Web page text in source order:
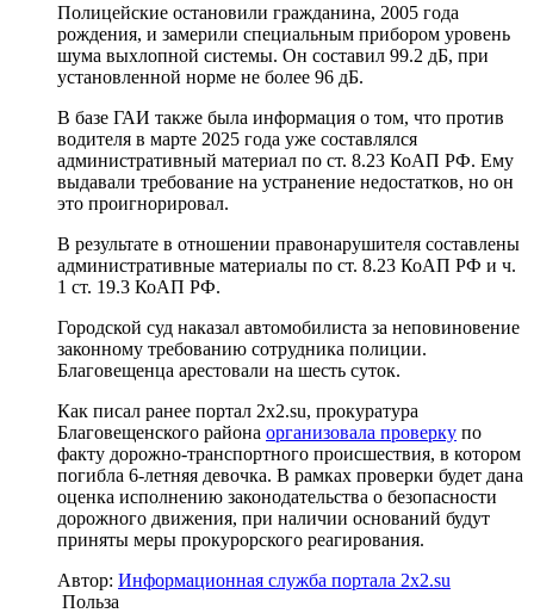
Полицейские остановили гражданина, 2005 года
рождения, и замерили специальным прибором уровень
шума выхлопной системы. Он составил 99.2 дБ, при
установленной норме не более 96 дБ.
В базе ГАИ также была информация о том, что против
водителя в марте 2025 года уже составлялся
административный материал по ст. 8.23 КоАП РФ. Ему
выдавали требование на устранение недостатков, но он
это проигнорировал.
В результате в отношении правонарушителя составлены
административные материалы по ст. 8.23 КоАП РФ и ч.
1 ст. 19.3 КоАП РФ.
Городской суд наказал автомобилиста за неповиновение
законному требованию сотрудника полиции.
Благовещенца арестовали на шесть суток.
Как писал ранее портал 2х2.su, прокуратура
Благовещенского района организовала проверку по
факту дорожно-транспортного происшествия, в котором
погибла 6-летняя девочка. В рамках проверки будет дана
оценка исполнению законодательства о безопасности
дорожного движения, при наличии оснований будут
приняты меры прокурорского реагирования.
Автор: Информационная служба портала 2x2.su
Польза